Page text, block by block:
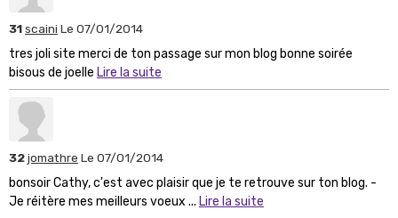
31scaini Le 07/01/2014
tres joli site merci de ton passage sur mon blog bonne soirée
bisous de joelle Lire la suite
32jomathre Le 07/01/2014
bonsoir Cathy, c'est avec plaisir que je te retrouve sur ton blog. -
Je réitère mes meilleurs voeux ... Lire la suite